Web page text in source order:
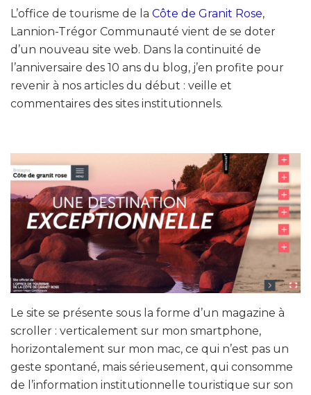
L’office de tourisme de la Côte de Granit Rose,
Lannion-Trégor Communauté vient de se doter
d’un nouveau site web. Dans la continuité de
l’anniversaire des 10 ans du blog, j’en profite pour
revenir à nos articles du début : veille et
commentaires des sites institutionnels.
Le site se présente sous la forme d’un magazine à
scroller : verticalement sur mon smartphone,
horizontalement sur mon mac, ce qui n’est pas un
geste spontané, mais sérieusement, qui consomme
de l’information institutionnelle touristique sur son